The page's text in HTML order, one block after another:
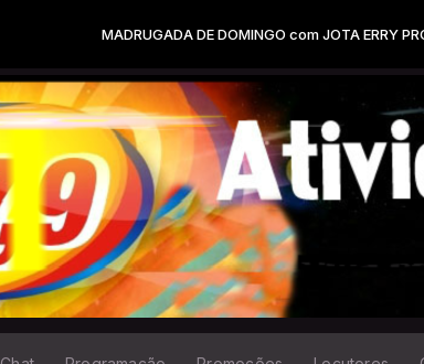
MADRUGADA DE DOMINGO com JOTA ERRY